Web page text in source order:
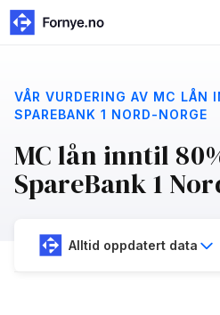
VÅR VURDERING AV MC LÅN
SPAREBANK 1 NORD-NORGE
MC lån inntil
SpareBank 1
Alltid oppdatert data